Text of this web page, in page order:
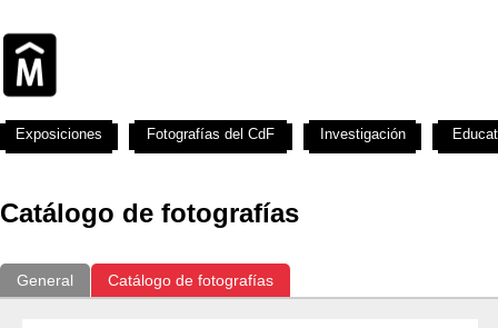
Catálogo de fotografías
General Catálogo de fotografías
Exposiciones Fotografías del CdF Investigación